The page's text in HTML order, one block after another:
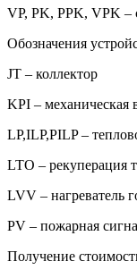
VP, PK, PPK, VPK –
Обозначения
JT – коллектор
KPI – механическая
LP,ILP,PILP –
LTO – рекуперация
LVV – нагреватель
PV – пожарная
Получение